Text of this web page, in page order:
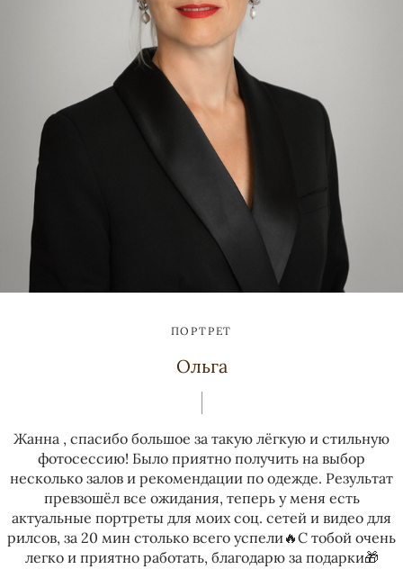
ПОРТРЕТ
Ольга
Жанна , спасибо большое за такую лёгкую и стильную
фотосессию! Было приятно получить на выбор
несколько залов и рекомендации по одежде. Результат
превзошёл все ожидания, теперь у меня есть
актуальные портреты для моих соц. сетей и видео для
рилсов, за 20 мин столько всего успели🔥С тобой очень
легко и приятно работать, благодарю за подарки🎁